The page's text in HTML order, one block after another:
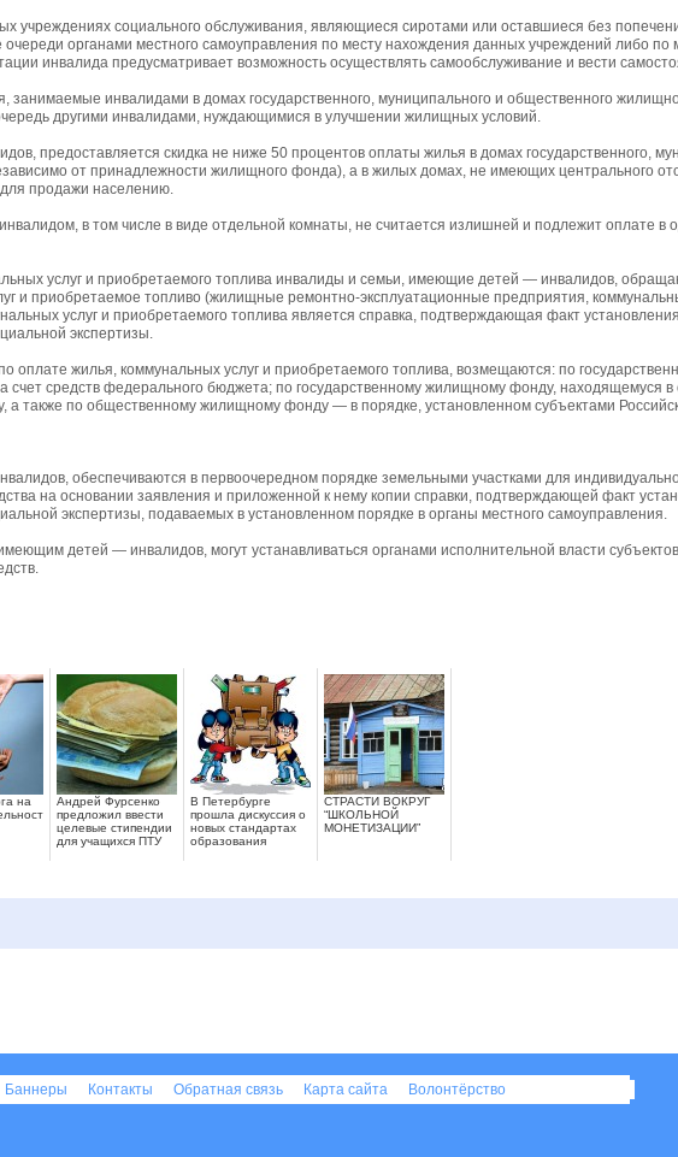
учреждениях социального обслуживания, являющиеся сиротами или оставшиеся без
органами местного самоуправления по месту нахождения данных учреждений либо по
инвалида предусматривает возможность осуществлять самообслуживание и вести
инвалидами в домах государственного, муниципального и общественного
другими инвалидами, нуждающимися в улучшении жилищных условий.
предоставляется скидка не ниже 50 процентов оплаты жилья в домах государственного,
от принадлежности жилищного фонда), а в жилых домах, не имеющих центрального
продажи населению.
в том числе в виде отдельной комнаты, не считается излишней и подлежит оплате в
услуг и приобретаемого топлива инвалиды и семьи, имеющие детей — инвалидов,
и приобретаемое топливо (жилищные ремонтно-эксплуатационные предприятия,
услуг и приобретаемого топлива является справка, подтверждающая факт
экспертизы.
оплате жилья, коммунальных услуг и приобретаемого топлива, возмещаются: по
средств федерального бюджета; по государственному жилищному фонду, находящемуся в
также по общественному жилищному фонду — в порядке, установленном субъектами
обеспечиваются в первоочередном порядке земельными участками для
на основании заявления и приложенной к нему копии справки, подтверждающей факт
экспертизы, подаваемых в установленном порядке в органы местного самоуправления.
детей — инвалидов, могут устанавливаться органами исполнительной власти
на
Андрей Фурсенко
предложил ввести
целевые стипендии
для учащихся ПТУ
В Петербурге
прошла дискуссия о
новых стандартах
образования
СТРАСТИ ВОКРУГ
“ШКОЛЬНОЙ
МОНЕТИЗАЦИИ”
Баннеры Контакты Обратная связь Карта сайта Волонтёрство